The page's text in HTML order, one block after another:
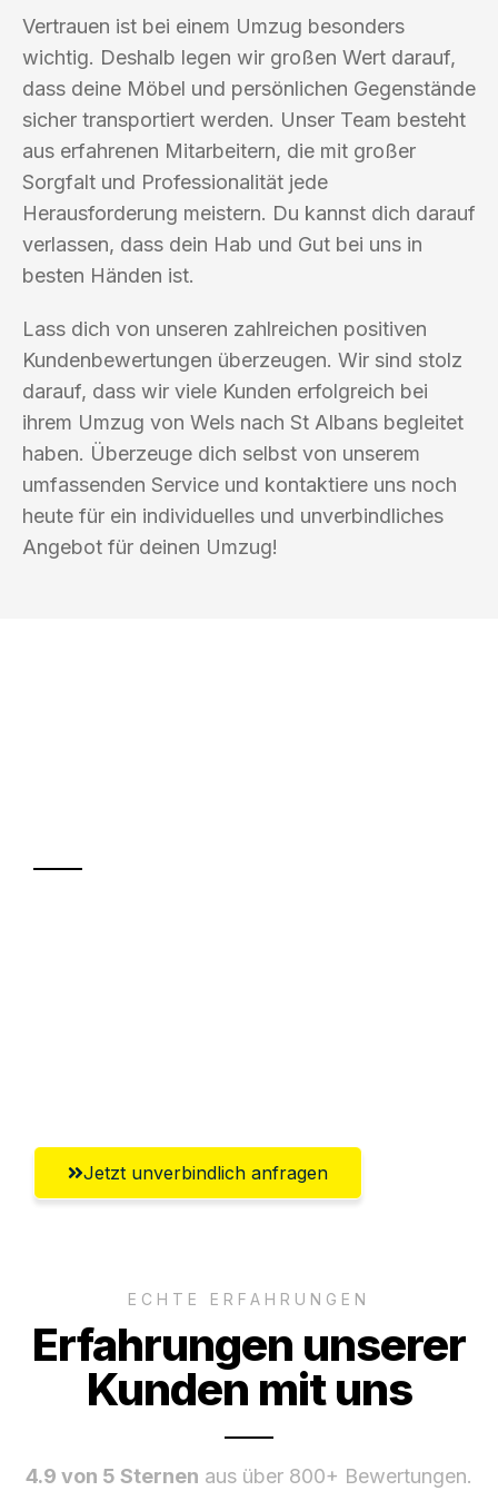
Vertrauen ist bei einem Umzug besonders
wichtig. Deshalb legen wir großen Wert darauf,
dass deine Möbel und persönlichen Gegenstände
sicher transportiert werden. Unser Team besteht
aus erfahrenen Mitarbeitern, die mit großer
Sorgfalt und Professionalität jede
Herausforderung meistern. Du kannst dich darauf
verlassen, dass dein Hab und Gut bei uns in
besten Händen ist.
Lass dich von unseren zahlreichen positiven
Kundenbewertungen überzeugen. Wir sind stolz
darauf, dass wir viele Kunden erfolgreich bei
ihrem Umzug von Wels nach St Albans begleitet
haben. Überzeuge dich selbst von unserem
umfassenden Service und kontaktiere uns noch
heute für ein individuelles und unverbindliches
Angebot für deinen Umzug!
Jetzt unverbindlich anfragen
ECHTE ERFAHRUNGEN
Erfahrungen unserer
Kunden mit uns
4.9 von 5 Sternen aus über 800+ Bewertungen.